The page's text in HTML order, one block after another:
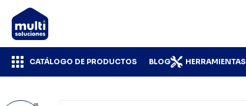
CATÁLOGO DE PRODUCTOS BLOG HERRAMIENTAS